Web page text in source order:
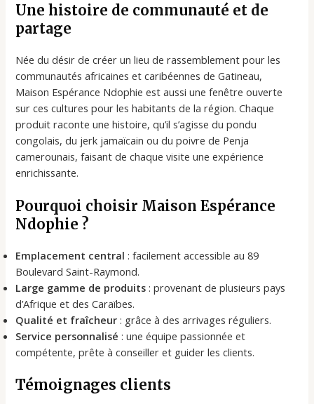
Une histoire de communauté et de
partage
Née du désir de créer un lieu de rassemblement pour les
communautés africaines et caribéennes de Gatineau,
Maison Espérance Ndophie est aussi une fenêtre ouverte
sur ces cultures pour les habitants de la région. Chaque
produit raconte une histoire, qu’il s’agisse du pondu
congolais, du jerk jamaïcain ou du poivre de Penja
camerounais, faisant de chaque visite une expérience
enrichissante.
Pourquoi choisir Maison Espérance
Ndophie ?
Emplacement central : facilement accessible au 89
Boulevard Saint-Raymond.
Large gamme de produits : provenant de plusieurs pays
d’Afrique et des Caraïbes.
Qualité et fraîcheur : grâce à des arrivages réguliers.
Service personnalisé : une équipe passionnée et
compétente, prête à conseiller et guider les clients.
Témoignages clients